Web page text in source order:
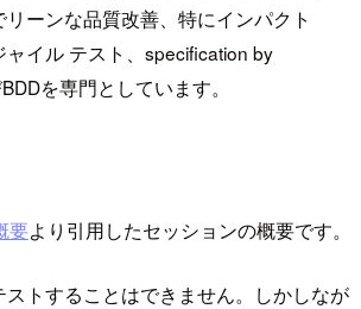
ーンな品質改善、特にインパクト
イル テスト、specification by
を専門としています。
要より引用したセッションの概要です。
トすることはできません。しかしなが